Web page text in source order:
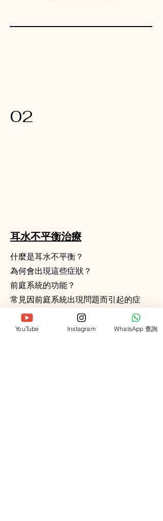
02
​耳水不平衡治療
什麼是耳水不平衡？
為何會出現這些症狀？
前庭系統的功能？
常見因前庭系統出現問題而引起的症
前庭系統的位置及解剖學構造
YouTube Instagram WhatsApp 查詢